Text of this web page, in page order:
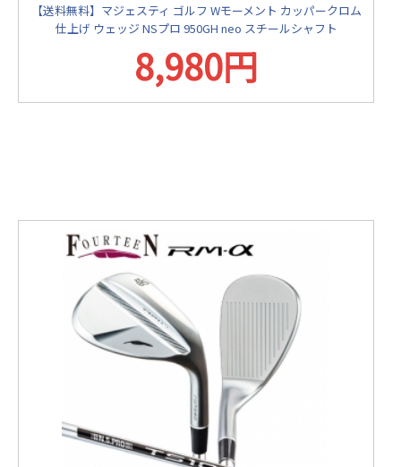
【送料無料】マジェスティ ゴルフ Wモーメント カッパークロム
仕上げ ウェッジ NSプロ 950GH neo スチールシャフト
8,980円